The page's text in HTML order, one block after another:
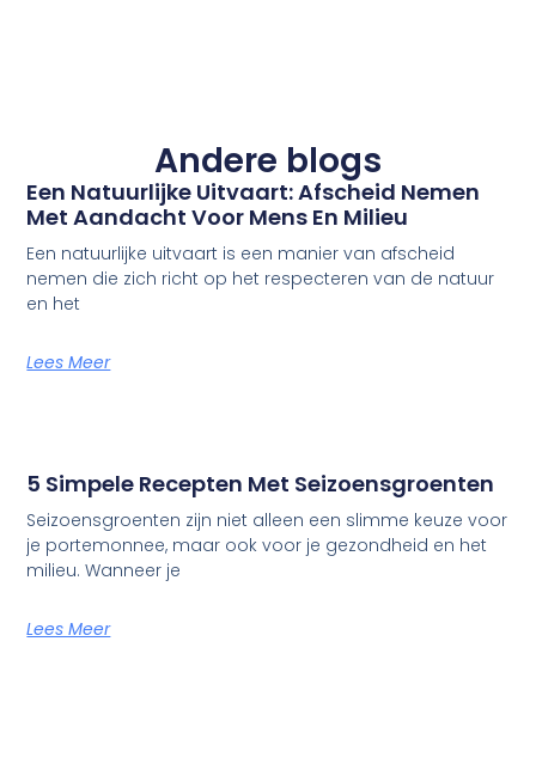
Andere blogs
Een Natuurlijke Uitvaart: Afscheid Nemen
Met Aandacht Voor Mens En Milieu
Een natuurlijke uitvaart is een manier van afscheid
nemen die zich richt op het respecteren van de natuur
en het
Lees Meer
5 Simpele Recepten Met Seizoensgroenten
Seizoensgroenten zijn niet alleen een slimme keuze voor
je portemonnee, maar ook voor je gezondheid en het
milieu. Wanneer je
Lees Meer